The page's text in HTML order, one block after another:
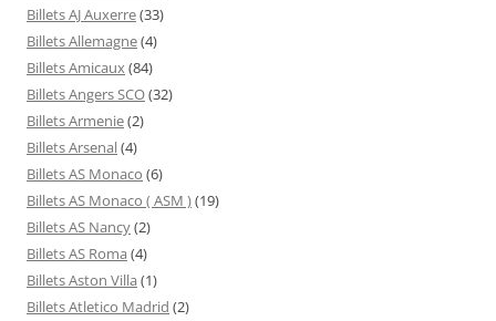
Billets AJ Auxerre(33)
Billets Allemagne(4)
Billets Amicaux(84)
Billets Angers SCO(32)
Billets Armenie(2)
Billets Arsenal(4)
Billets AS Monaco (6)
Billets AS Monaco ( ASM )(19)
Billets AS Nancy(2)
Billets AS Roma (4)
Billets Aston Villa (1)
Billets Atletico Madrid (2)